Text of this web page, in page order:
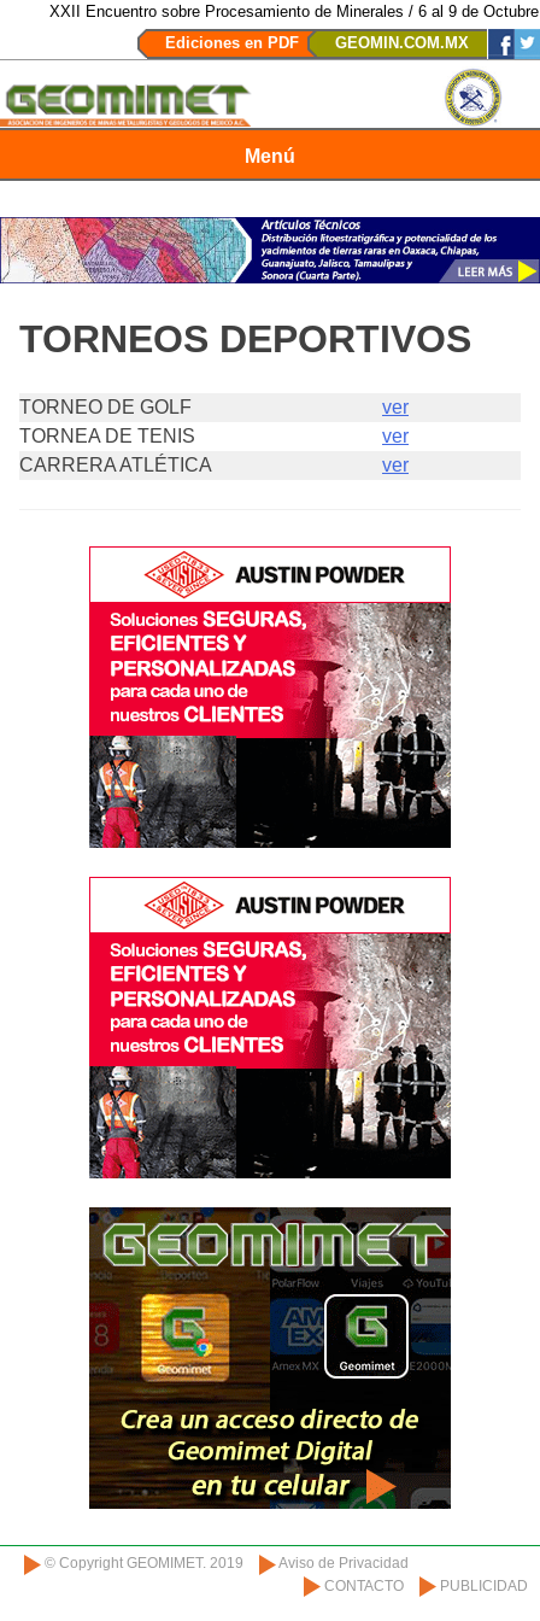
XXII Encuentro sobre Procesamiento de Minerales / 6 al 9 de
Ediciones en PDF
GEOMIN.COM.MX
Menú
TORNEOS DEPORTIVOS
TORNEO DE GOLF
ver
TORNEA DE TENIS
ver
CARRERA ATLÉTICA
ver
© Copyright GEOMIMET. 2019
Aviso de Privacidad
CONTACTO
PUBLICIDAD